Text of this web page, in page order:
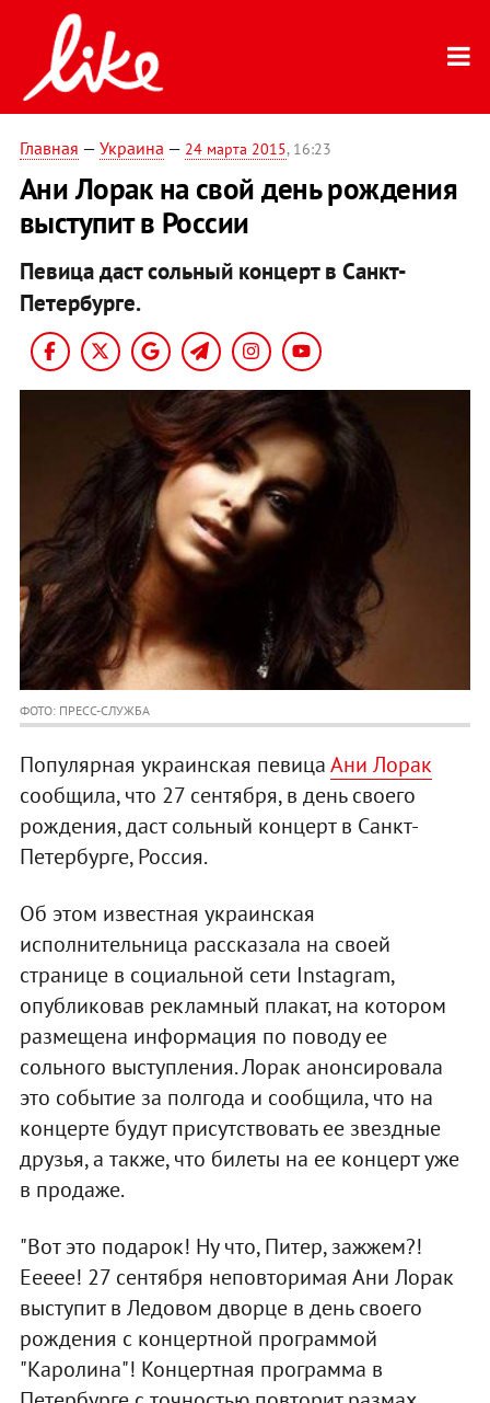
Главная — Украина — 24 марта 2015, 16:23
Ани Лорак на свой день рождения
выступит в России
Певица даст сольный концерт в Санкт-
Петербурге.
ФОТО: ПРЕСС-СЛУЖБА
Популярная украинская певицаАни Лорак
сообщила, что 27 сентября, в день своего
рождения, даст сольный концерт в Санкт-
Петербурге, Россия.
Об этом известная украинская
исполнительница рассказала на своей
странице в социальной сети Instagram,
опубликовав рекламный плакат, на котором
размещена информация по поводу ее
сольного выступления. Лорак анонсировала
это событие за полгода и сообщила, что на
концерте будут присутствовать ее звездные
друзья, а также, что билеты на ее концерт уже
в продаже.
"Вот это подарок! Ну что, Питер, зажжем?!
Eeeee! 27 сентября неповторимая Ани Лорак
выступит в Ледовом дворце в день своего
рождения с концертной программой
"Каролина"! Концертная программа в